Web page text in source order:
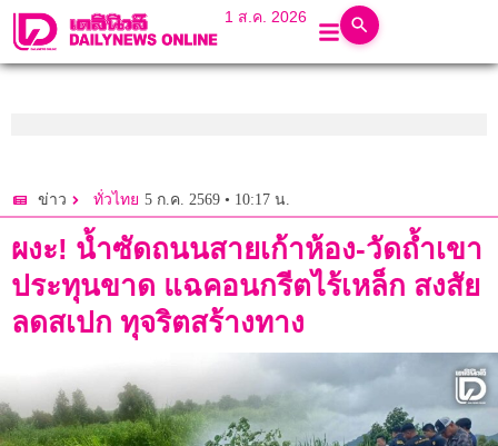
1 ส.ค. 2026
ข่าว ทั่วไทย 5 ก.ค. 2569 • 10:17 น.
ผงะ! น้ำซัดถนนสายเก้าห้อง-วัดถ้ำเขา
ประทุนขาด แฉคอนกรีตไร้เหล็ก สงสัย
ลดสเปก ทุจริตสร้างทาง